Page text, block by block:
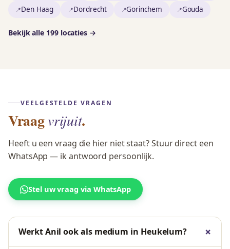
Den Haag
Dordrecht Gorinchem Gouda
Bekijk alle 199 locaties →
VEELGESTELDE VRAGEN
Vraagvrijuit.
Heeft u een vraag die hier niet staat? Stuur direct een
WhatsApp — ik antwoord persoonlijk.
Stel uw vraag via WhatsApp
Werkt Anil ook als medium in Heukelum?